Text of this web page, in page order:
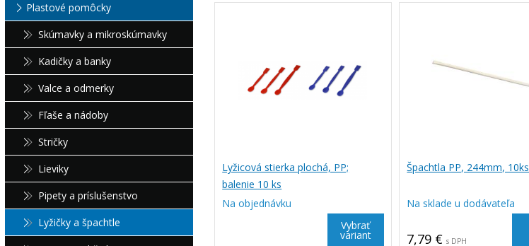
Lyžicová stierka plochá, PP;
balenie 10 ks
Na objednávku
Vybrať
variant
Špachtla PP, 244mm, 10ks
Na sklade u dodávateľa
7,79 € s DPH
Plastové pomôcky
Skúmavky a mikroskúmavky
Kadičky a banky
Valce a odmerky
Fľaše a nádoby
Stričky
Lieviky
Pipety a príslušenstvo
Lyžičky a špachtle